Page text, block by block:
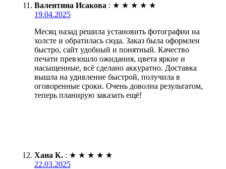
Валентина Исакова : ★ ★ ★ ★ ★
19.04.2025
Месяц назад решила установить фотографии на
холсте и обратилась сюда. Заказ была оформлен
быстро, сайт удобный и понятный. Качество
печати превзошло ожидания, цвета яркие и
насыщенные, всё сделано аккуратно. Доставка
вышла на удивление быстрой, получила в
оговоренные сроки. Очень доволна результатом,
теперь планирую заказать ещё!
Хана К. : ★ ★ ★ ★ ★
22.03.2025